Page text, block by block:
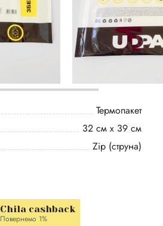
Термопакет
32 см х 39 см
Zip (струна)
Chila cashback
Повернемо 1%